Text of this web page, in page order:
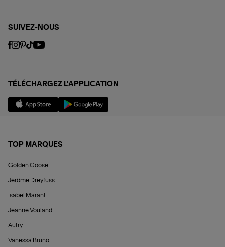
SUIVEZ-NOUS
TÉLÉCHARGEZ L'APPLICATION
TOP MARQUES
Golden Goose
Jérôme Dreyfuss
Isabel Marant
Jeanne Vouland
Autry
Vanessa Bruno